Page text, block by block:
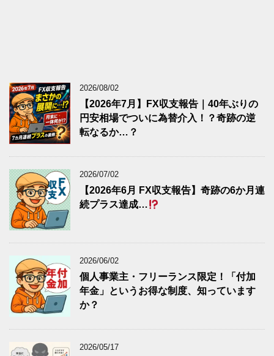
2026/08/02
【2026年7月】FX収支報告｜40年ぶりの
円安相場でついに為替介入！？奇跡の逆
転なるか…？
2026/07/02
【2026年6月 FX収支報告】奇跡の6か月連
続プラス達成…
2026/06/02
個人事業主・フリーランス限定！「付加
年金」というお得な制度、知っています
か？
2026/05/17